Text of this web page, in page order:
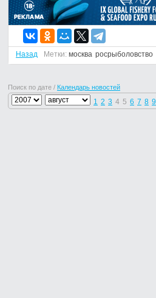
Назад Метки: москва росрыболовство
Поиск по дате / Календарь новостей
1 2 3 4 5 6 7 8 9